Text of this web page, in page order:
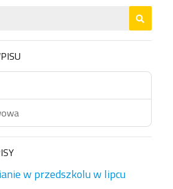
w przedszkolu w lipcu